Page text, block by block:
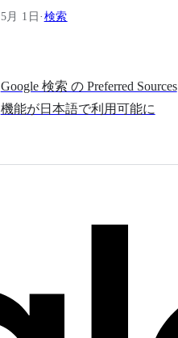
5月 1日 · 検索
Google 検索 の Preferred Sources
機能が日本語で利用可能に